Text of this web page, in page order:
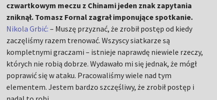
czwartkowym meczu z Chinami jeden znak zapytania
zniknął. Tomasz Fornal zagrał imponujące spotkanie.
Nikola Grbić: – Muszę przyznać, że zrobił postęp od kiedy
zaczęliśmy razem trenować. Wszyscy siatkarze są
kompletnymi graczami – istnieje naprawdę niewiele rzeczy,
których nie robią dobrze. Wydawało mi się jednak, że mógł
poprawić się w ataku. Pracowaliśmy wiele nad tym
elementem. Jestem bardzo szczęśliwy, że zrobił postęp i